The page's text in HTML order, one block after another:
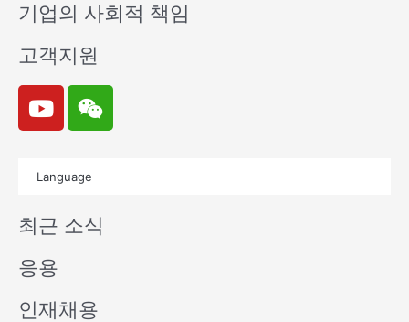
기업의 사회적 책임
고객지원
Y
o
u
e
W
e
i
n
Language
최근 소식
응용
인재채용